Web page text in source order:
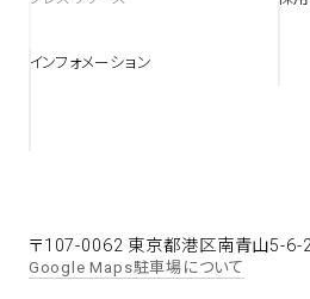
インフォメーション
〒107-0062 東京都港区南青山5-
Google Maps駐車場について